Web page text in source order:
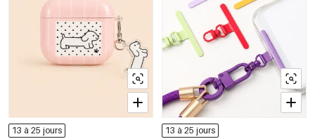
13 à 25 jours 13 à 25 jours